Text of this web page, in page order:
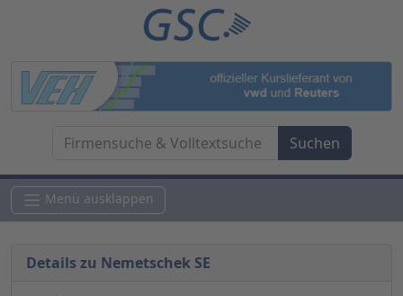
Menü ausklappen
Details zu Nemetschek SE